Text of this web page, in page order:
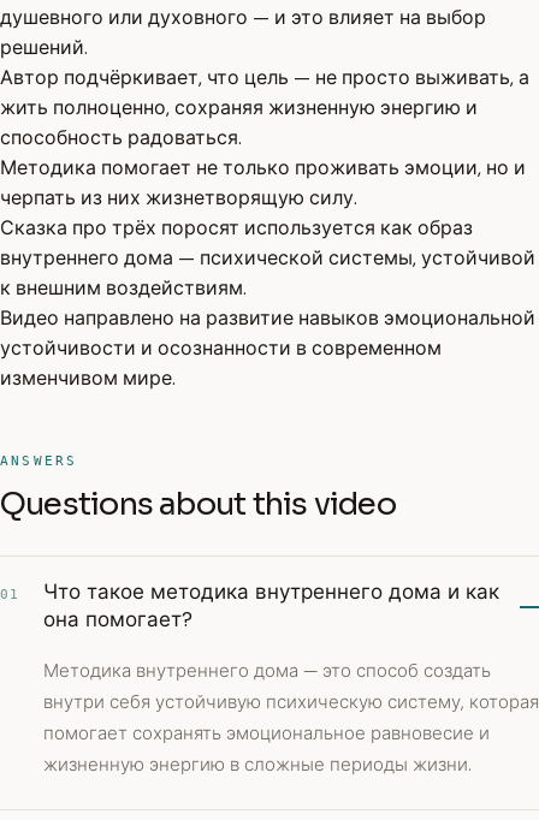
душевного или духовного — и это влияет на выбор
решений.
Автор подчёркивает, что цель — не просто выживать, а
жить полноценно, сохраняя жизненную энергию и
способность радоваться.
Методика помогает не только проживать эмоции, но и
черпать из них жизнетворящую силу.
Сказка про трёх поросят используется как образ
внутреннего дома — психической системы, устойчивой
к внешним воздействиям.
Видео направлено на развитие навыков эмоциональной
устойчивости и осознанности в современном
изменчивом мире.
ANSWERS
Questions about this video
01
Что такое методика внутреннего дома и как
она помогает?
Методика внутреннего дома — это способ создать
внутри себя устойчивую психическую систему, которая
помогает сохранять эмоциональное равновесие и
жизненную энергию в сложные периоды жизни.